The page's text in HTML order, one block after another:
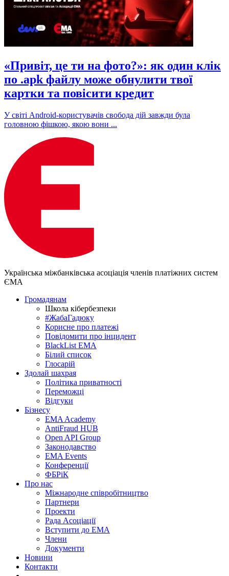
«Привіт, це ти на фото?»: як один клік
по .apk файлу може обнулити твої
картки та повісити кредит
У світі Android-користувачів свобода дій завжди була
головною фішкою, якою вони ...
Українська міжбанківська асоціація членів платіжних систем
ЄМА
Громадянам
Школа кібербезпеки
#ЖабаГадюку
Корисне про платежі
Повідомити про інцидент
BlackList EMA
Білий список
Глосарій
Здолай шахрая
Політика приватності
Переможцi
Відгуки
Бізнесу
EMA Academy
AntiFraud HUB
Open API Group
Законодавство
EMA Events
Конференції
ФБРіК
Про нас
Міжнародне співробітництво
Партнери
Проекти
Рада Асоціації
Вступити до ЕМА
Члени
Документи
Новини
Контакти